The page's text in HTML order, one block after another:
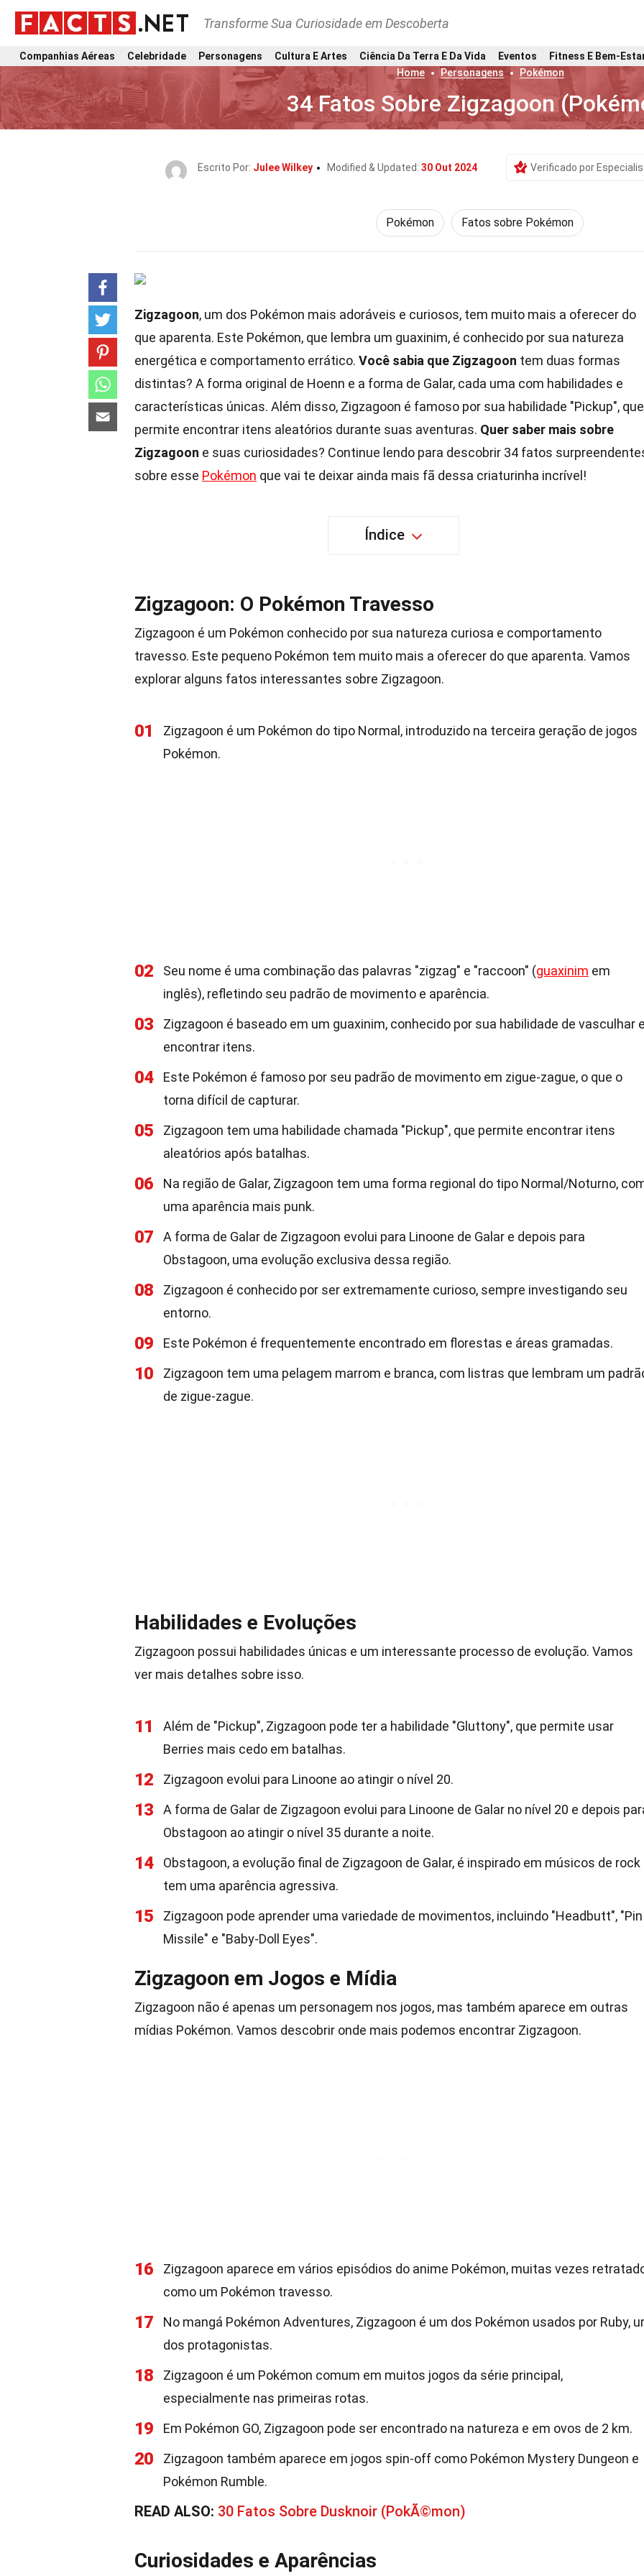
Transforme Sua Curiosidade em Descoberta
Companhias Aéreas Celebridade Personagens Cultura E Artes Ciência Da Terra E Da Vida Eventos
Fitness E Bem-
Home
Personagens Pokémon
34 Fatos Sobre Zigzagoon
Escrito Por: Julee Wilkey Modified & Updated: 30 Out 2024 Verificado por
Pokémon Fatos sobre Pokémon
Zigzagoon, um dos Pokémon mais adoráveis e curiosos, tem muito mais a oferecer do
que aparenta. Este Pokémon, que lembra um guaxinim, é conhecido por sua natureza
energética e comportamento errático. Você sabia que Zigzagoon tem duas formas
distintas? A forma original de Hoenn e a forma de Galar, cada uma com habilidades e
características únicas. Além disso, Zigzagoon é famoso por sua habilidade "Pickup", que
permite encontrar itens aleatórios durante suas aventuras. Quer saber mais sobre
Zigzagoon e suas curiosidades? Continue lendo para descobrir 34 fatos
sobre esse Pokémon que vai te deixar ainda mais fã dessa criaturinha incrível!
Índice
Zigzagoon: O Pokémon Travesso
Zigzagoon é um Pokémon conhecido por sua natureza curiosa e comportamento
travesso. Este pequeno Pokémon tem muito mais a oferecer do que aparenta. Vamos
explorar alguns fatos interessantes sobre Zigzagoon.
01
Zigzagoon é um Pokémon do tipo Normal, introduzido na terceira geração de jogos
Pokémon.
02 Seu nome é uma combinação das palavras "zigzag" e "raccoon" (guaxinim em
inglês), refletindo seu padrão de movimento e aparência.
03
Zigzagoon é baseado em um guaxinim, conhecido por sua habilidade de vasculhar
encontrar itens.
04
Este Pokémon é famoso por seu padrão de movimento em zigue-zague, o que o
torna difícil de capturar.
05
Zigzagoon tem uma habilidade chamada "Pickup", que permite encontrar itens
aleatórios após batalhas.
06
Na região de Galar, Zigzagoon tem uma forma regional do tipo Normal/Noturno,
uma aparência mais punk.
07
A forma de Galar de Zigzagoon evolui para Linoone de Galar e depois para
Obstagoon, uma evolução exclusiva dessa região.
08
Zigzagoon é conhecido por ser extremamente curioso, sempre investigando seu
entorno.
09 Este Pokémon é frequentemente encontrado em florestas e áreas gramadas.
10
Zigzagoon tem uma pelagem marrom e branca, com listras que lembram um
de zigue-zague.
Habilidades e Evoluções
Zigzagoon possui habilidades únicas e um interessante processo de evolução. Vamos
ver mais detalhes sobre isso.
11
Além de "Pickup", Zigzagoon pode ter a habilidade "Gluttony", que permite usar
Berries mais cedo em batalhas.
12 Zigzagoon evolui para Linoone ao atingir o nível 20.
13
A forma de Galar de Zigzagoon evolui para Linoone de Galar no nível 20 e depois
Obstagoon ao atingir o nível 35 durante a noite.
14
Obstagoon, a evolução final de Zigzagoon de Galar, é inspirado em músicos de rock
tem uma aparência agressiva.
15
Zigzagoon pode aprender uma variedade de movimentos, incluindo "Headbutt", "Pin
Missile" e "Baby-Doll Eyes".
Zigzagoon em Jogos e Mídia
Zigzagoon não é apenas um personagem nos jogos, mas também aparece em outras
mídias Pokémon. Vamos descobrir onde mais podemos encontrar Zigzagoon.
16
Zigzagoon aparece em vários episódios do anime Pokémon, muitas vezes
como um Pokémon travesso.
17
No mangá Pokémon Adventures, Zigzagoon é um dos Pokémon usados por Ruby,
dos protagonistas.
18
Zigzagoon é um Pokémon comum em muitos jogos da série principal,
especialmente nas primeiras rotas.
19 Em Pokémon GO, Zigzagoon pode ser encontrado na natureza e em ovos de 2 km.
20
Zigzagoon também aparece em jogos spin-off como Pokémon Mystery Dungeon e
Pokémon Rumble.
READ ALSO: 30 Fatos Sobre Dusknoir (PokÃ©mon)
Curiosidades e Aparências